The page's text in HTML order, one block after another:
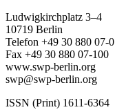
Ludwigkirchplatz 3–4
10719 Berlin
Telefon +49 30 880 07-0
Fax +49 30 880 07-100
www.swp-berlin.org
swp@swp-berlin.org
ISSN (Print) 1611-6364